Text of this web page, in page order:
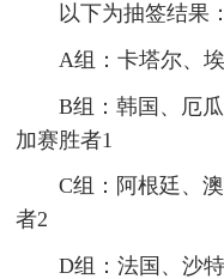
以下为抽签结果：
A组：卡塔尔、
B组：韩国、厄
加赛胜者1
C组：阿根廷、
者2
D组：法国、沙